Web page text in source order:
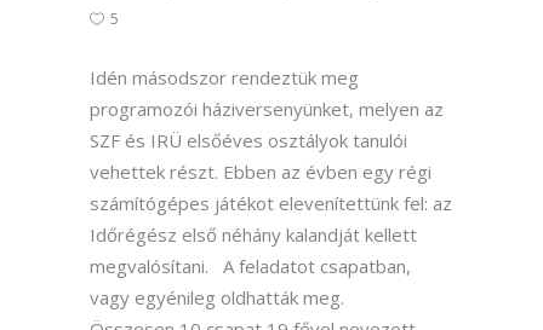
5
Idén másodszor rendeztük meg
programozói háziversenyünket, melyen az
SZF és IRÜ elsőéves osztályok tanulói
vehettek részt. Ebben az évben egy régi
számítógépes játékot elevenítettünk fel: az
Időrégész első néhány kalandját kellett
megvalósítani. A feladatot csapatban,
vagy egyénileg oldhatták meg.